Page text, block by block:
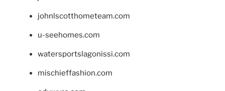
johnlscotthometeam.com
u-seehomes.com
watersportslagonissi.com
mischieffashion.com